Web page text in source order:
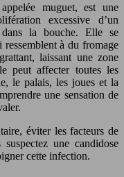
muguet, est une
excessive d’un
dans la bouche. Elle se
ressemblent à du fromage
laissant une zone
peut affecter toutes les
le palais, les joues et la
une sensation de
éviter les facteurs de
une candidose
cette infection.